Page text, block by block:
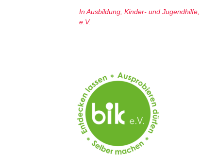
In Ausbildung Kinder- und Jugendhilfe
e.V.